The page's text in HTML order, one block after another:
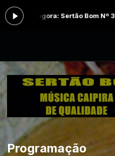
agora: Sertão Bom Nº
Programação